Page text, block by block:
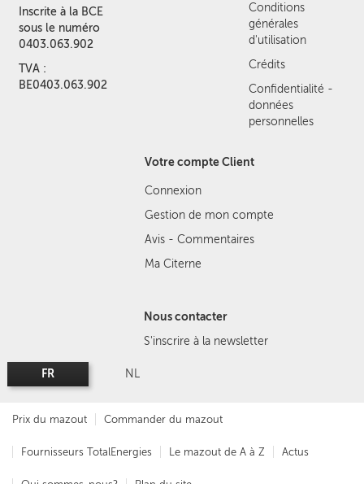
Inscrite à la BCE
sous le numéro
0403.063.902
TVA :
BE0403.063.902
Conditions
générales
d'utilisation
Crédits
Confidentialité -
données
personnelles
Votre compte Client
Connexion
Gestion de mon compte
Avis - Commentaires
Ma Citerne
Nous contacter
S'inscrire à la newsletter
FR NL
Prix du mazout Commander du mazout
Fournisseurs TotalEnergies Le mazout de A à Z Actus